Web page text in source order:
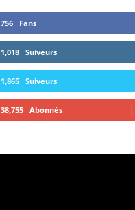
756 Fans
1,018 Suiveurs
1,865 Suiveurs
38,755 Abonnés